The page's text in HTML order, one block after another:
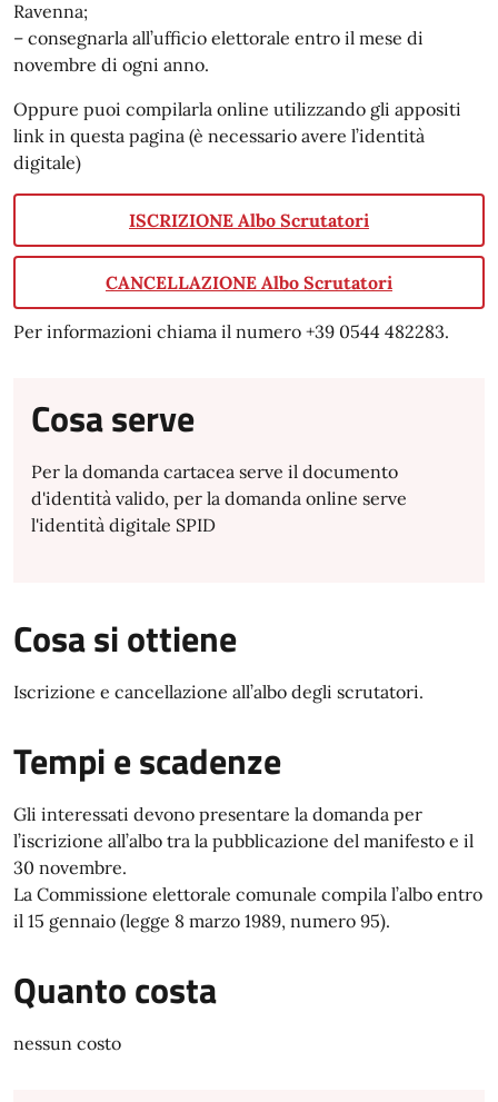
Ravenna;
– consegnarla all’ufficio elettorale entro il mese di
novembre di ogni anno.
Oppure puoi compilarla online utilizzando gli appositi
link in questa pagina (è necessario avere l’identità
digitale)
ISCRIZIONE Albo Scrutatori
CANCELLAZIONE Albo Scrutatori
Per informazioni chiama il numero +39 0544 482283.
Cosa serve
Per la domanda cartacea serve il documento
d'identità valido, per la domanda online serve
l'identità digitale SPID
Cosa si ottiene
Iscrizione e cancellazione all’albo degli scrutatori.
Tempi e scadenze
Gli interessati devono presentare la domanda per
l’iscrizione all’albo tra la pubblicazione del manifesto e il
30 novembre.
La Commissione elettorale comunale compila l’albo entro
il 15 gennaio (legge 8 marzo 1989, numero 95).
Quanto costa
nessun costo